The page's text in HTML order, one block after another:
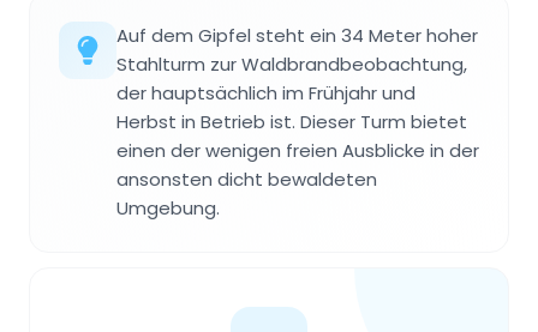
Auf dem Gipfel steht ein 34 Meter hoher
Stahlturm zur Waldbrandbeobachtung,
der hauptsächlich im Frühjahr und
Herbst in Betrieb ist. Dieser Turm bietet
einen der wenigen freien Ausblicke in der
ansonsten dicht bewaldeten
Umgebung.